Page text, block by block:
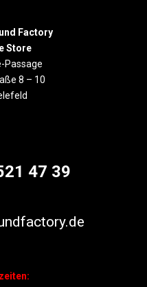
Factory
Store
Passage
8 – 10
47 39